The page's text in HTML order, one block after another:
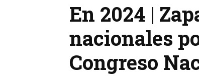
En 2024 |
nacionales
Congreso